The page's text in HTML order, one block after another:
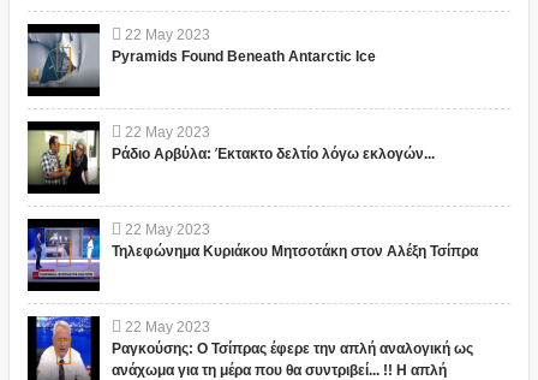
22 May 2023
Pyramids Found Beneath Antarctic Ice
22 May 2023
Ράδιο Αρβύλα: Έκτακτο δελτίο λόγω εκλογών...
22 May 2023
Τηλεφώνημα Κυριάκου Μητσοτάκη στον Αλέξη Τσίπρα
22 May 2023
Ραγκούσης: Ο Τσίπρας έφερε την απλή αναλογική ως
ανάχωμα για τη μέρα που θα συντριβεί... !! Η απλή